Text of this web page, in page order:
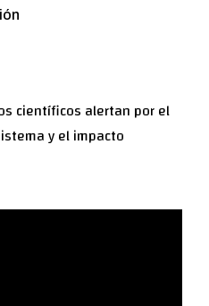
científicos alertan por el
y el impacto